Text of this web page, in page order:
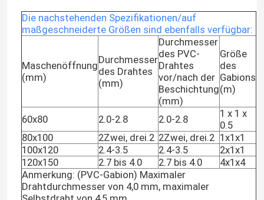
Die nachstehenden Spezifikationen/auf
maßgeschneiderte Größen sind ebenfalls verfügbar:
Maschenöffnung
(mm)
Durchmesser
des Drahtes
(mm)
Durchmesser
des PVC-
Drahtes
vor/nach der
Beschichtung
(mm)
Größe
des
Gabions
(m)
60x80 2.0-2.8 2.0-2.8
1 x 1 x
0.5
80x100
2Zwei, drei.2 2Zwei, drei.2 1x1x1
100x120
2.4-3.5 2.4-3.5
2x1x1
120x150
2.7 bis 4.0 2.7 bis 4.0
4x1x4
Anmerkung: (PVC-Gabion) Maximaler
Drahtdurchmesser von 4,0 mm, maximaler